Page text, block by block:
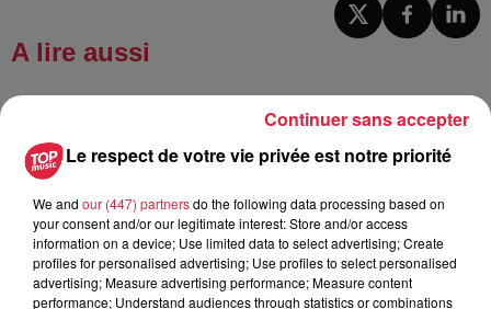
A lire aussi
À Hoerdt, de l’eau brune sort des
robinets
6 août 2026
Tags antisémites à Strasbourg :
Catherine Trautmann réagit
Le respect de votre vie privée est notre priorité
We and our (447) partnersdo the following data processing based on
your consent and/or our legitimate interest: Store and/or access
information on a device; Use limited data to select advertising; Create
profiles for personalised advertising; Use profiles to select personalised
advertising; Measure advertising performance; Measure content
performance; Understand audiences through statistics or combinations
Continuer sans accepter